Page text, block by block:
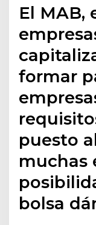
El MAB,
formar
puesto
muchas
bolsa